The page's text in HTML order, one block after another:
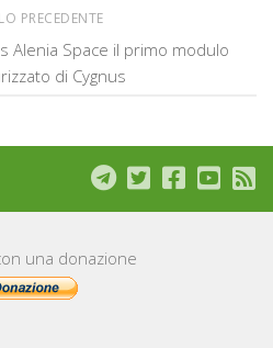
PRECEDENTE
Alenia Space il primo modulo
di Cygnus
una donazione